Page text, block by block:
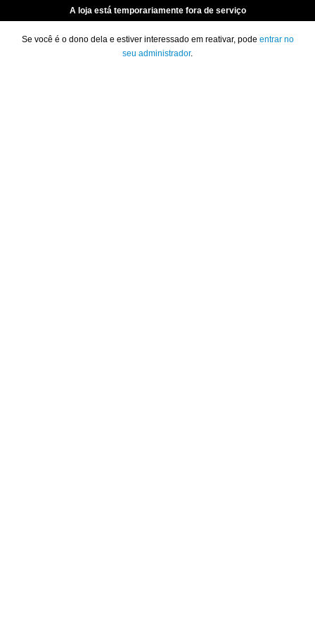
A loja está temporariamente fora de serviço
Se você é o dono dela e estiver interessado em reativar, pode entrar no
seu administrador.